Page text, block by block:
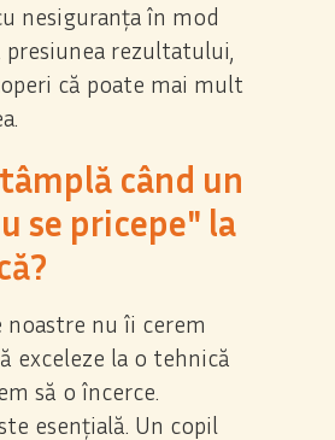
nesiguranța în mod
rezultatului,
că poate mai mult
când un
se pricepe" la
noastre nu îi cerem
exceleze la o tehnică
să o încerce.
esențială. Un copil